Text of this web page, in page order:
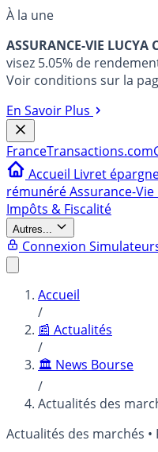
À la une
ASSURANCE-VIE LUCYA
visez 5.05% de
Voir conditions sur la
En Savoir Plus
FranceTransactions.com
Accueil Livret
rémunéréAssurance-Vie
Impôts & Fiscalité
Autres...
Connexion
Accueil
/
📰 Actualités
/
🏛️ News Bourse
/
Actualités des
Actualités des marchés •